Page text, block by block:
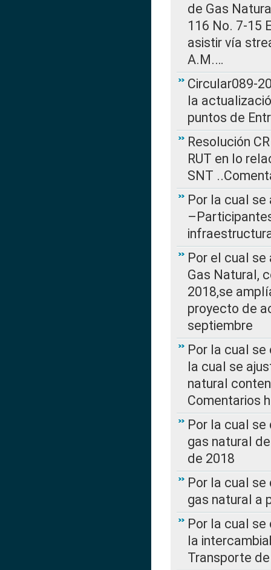
de Gas
116 No. 7-15
asistir vía
A.M.…
Circular089-
la
puntos de
Resolución
RUT en lo
SNT
Por la cual se
Por el cual
Gas Natural,
2018,se
proyecto de
septiembre
Por la cual se
la cual se
natural
Comentarios
Por la cual
gas natural
de 2018
Por la cual
gas natural a
Por la cual
la
Transporte